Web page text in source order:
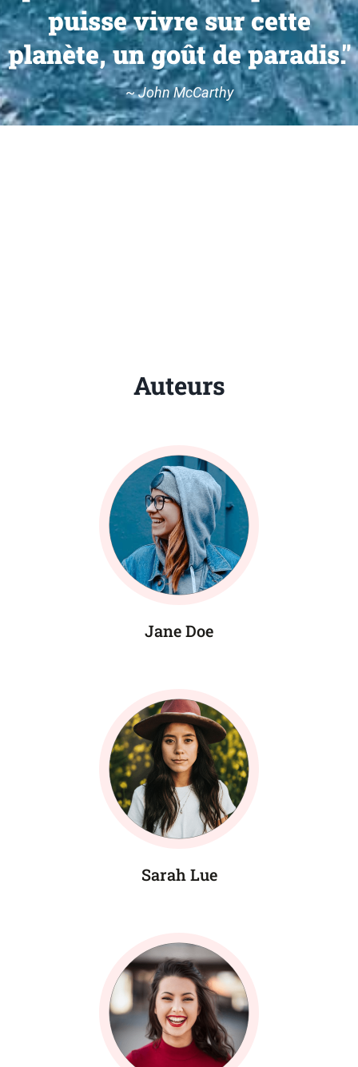
puisse vivre sur cette
planète, un goût de paradis."
~John McCarthy
Auteurs
Jane Doe
Sarah Lue